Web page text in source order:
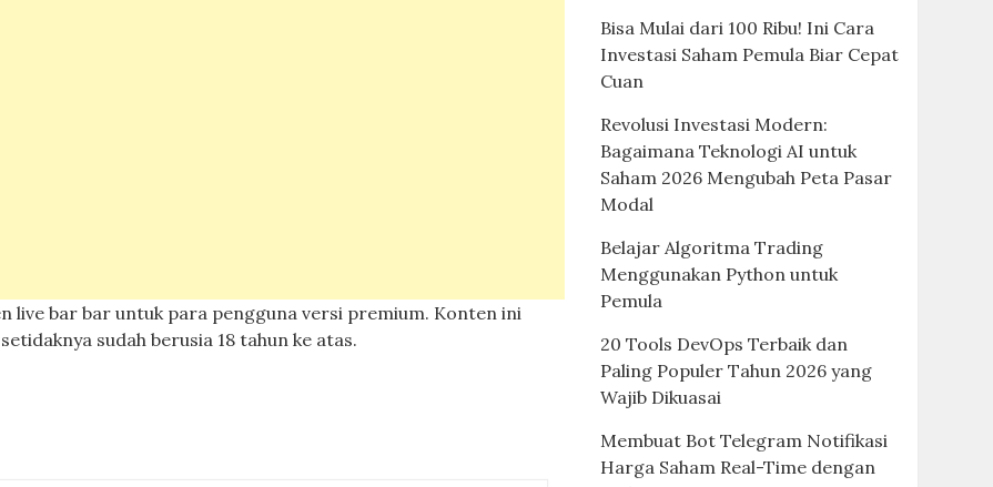
live bar bar untuk para pengguna versi premium. Konten ini
sudah berusia 18 tahun ke atas.
Bisa Mulai dari 100 Ribu! Ini Cara
Investasi Saham Pemula Biar Cepat
Cuan
Revolusi Investasi Modern:
Bagaimana Teknologi AI untuk
Saham 2026 Mengubah Peta Pasar
Modal
Belajar Algoritma Trading
Menggunakan Python untuk
Pemula
20 Tools DevOps Terbaik dan
Paling Populer Tahun 2026 yang
Wajib Dikuasai
Membuat Bot Telegram Notifikasi
Harga Saham Real-Time dengan